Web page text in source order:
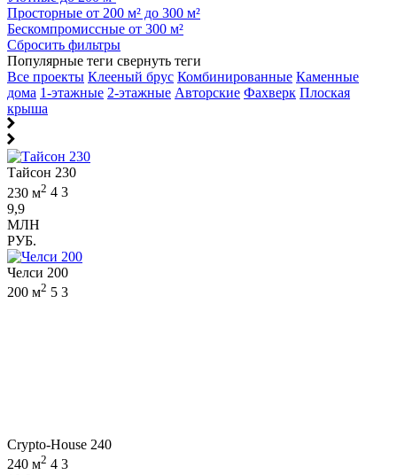
Просторные от 200 м² до 300 м²
Бескомпромиссные от 300 м²
Сбросить фильтры
Популярные теги свернуть теги
Все проекты Клееный брус Комбинированные Каменные
дома 1-этажные 2-этажные Авторские Фахверк Плоская
крыша
Тайсон 230
230 м2 4 3
9,9
МЛН
РУБ.
Челси 200
200 м2 5 3
Crypto-House 240
240 м2 4 3